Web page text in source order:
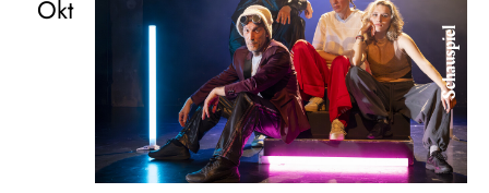
Okt
Schauspiel